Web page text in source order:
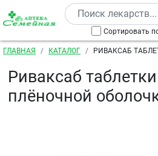
Перейти к основному содержанию
Сортировать
Строка навигации
ГЛАВНАЯ КАТАЛОГ
РИВАКСАБ
Риваксаб
плёночной